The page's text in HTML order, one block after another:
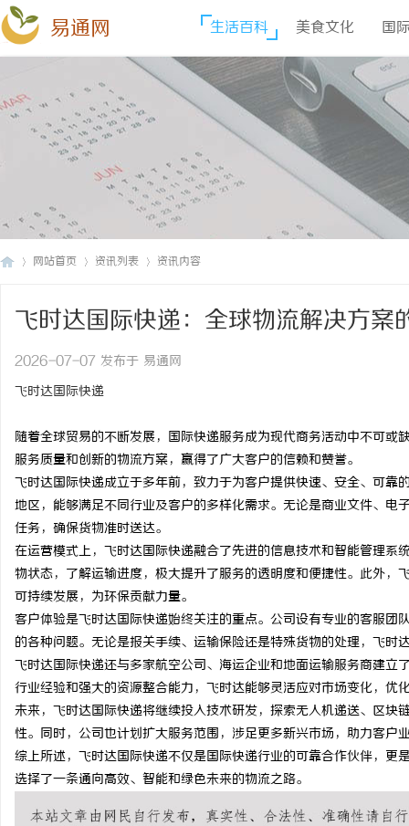
易通网 生活百科 美食文化 国
网站首页 资讯列表 资讯内容
飞时达国际快递：全球物流解决方案
2026-07-07 发布于 易通网
飞时达国际快递
随着全球贸易的不断发展，国际快递服务成为现代商务活动中不可
服务质量和创新的物流方案，赢得了广大客户的信赖和赞誉。
飞时达国际快递成立于多年前，致力于为客户提供快速、安全、可
地区，能够满足不同行业及客户的多样化需求。无论是商业文件、
任务，确保货物准时送达。
在运营模式上，飞时达国际快递融合了先进的信息技术和智能管理
物状态，了解运输进度，极大提升了服务的透明度和便捷性。此外
可持续发展，为环保贡献力量。
客户体验是飞时达国际快递始终关注的重点。公司设有专业的客服
的各种问题。无论是报关手续、运输保险还是特殊货物的处理，飞时
飞时达国际快递还与多家航空公司、海运企业和地面运输服务商建
行业经验和强大的资源整合能力，飞时达能够灵活应对市场变化，优
未来，飞时达国际快递将继续投入技术研发，探索无人机递送、区
性。同时，公司也计划扩大服务范围，涉足更多新兴市场，助力客户
综上所述，飞时达国际快递不仅是国际快递行业的可靠合作伙伴，
选择了一条通向高效、智能和绿色未来的物流之路。